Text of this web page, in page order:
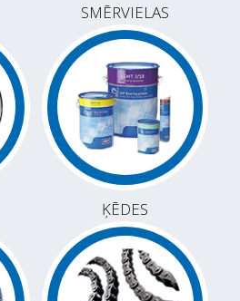
SMĒRVIELAS
ĶĒDES